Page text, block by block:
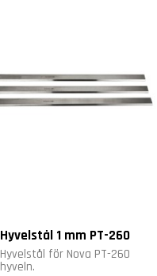
Hyvelstål 1 mm PT-260
Hyvelstål för Nova PT-260
hyveln.